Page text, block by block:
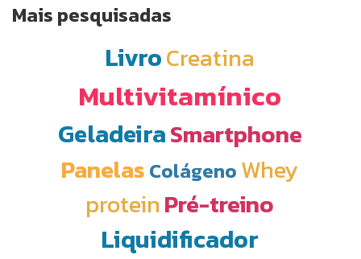
Mais pesquisadas
LivroCreatina
Multivitamínico
GeladeiraSmartphone
Panelas Colágeno Whey
proteinPré-treino
Liquidificador